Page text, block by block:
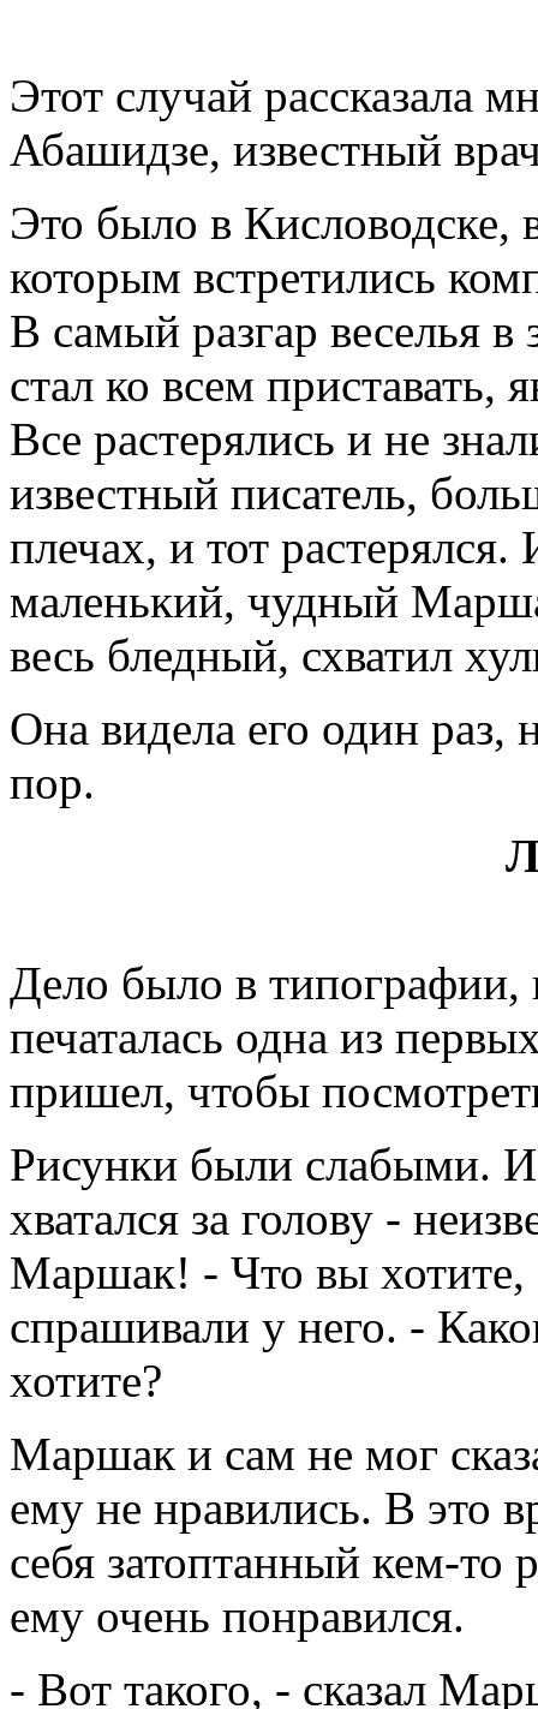
Этот случай рассказала
Абашидзе, известный
Это было в Кисловодске,
которым встретились
В самый разгар веселья в
стал ко всем приставать,
Все растерялись и не
известный писатель,
плечах, и тот
маленький, чудный
весь бледный, схватил
Она видела его один раз,
пор.
Дело было в типографии,
печаталась одна из
пришел, чтобы
Рисунки были слабыми.
хватался за голову -
Маршак! - Что вы хотите,
спрашивали у него. -
хотите?
Маршак и сам не мог
ему не нравились. В это
себя затоптанный кем-то
ему очень понравился.
- Вот такого, - сказал